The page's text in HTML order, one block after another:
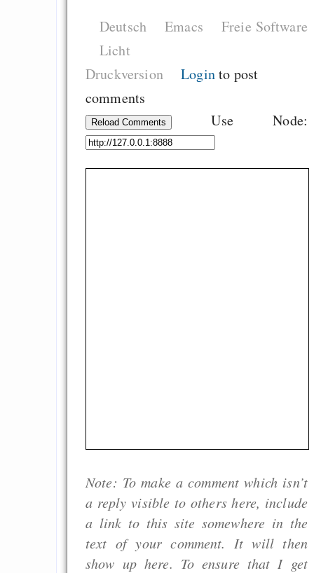
Deutsch Emacs
Freie Software
Licht
Druckversion
Loginto post
comments
Reload Comments Use Node:
Note: To make a comment which isn’t
a reply visible to others here, include
a link to this site somewhere in the
text of your comment. It will then
show up here. To ensure that I get
Alltag in
Nebelfest -
Rissen
programming to
EU sovereignty
Es gibt Fakten
GNU Taler ist,
behauptet
Recht auf
in der EU
Angestellten -- ab